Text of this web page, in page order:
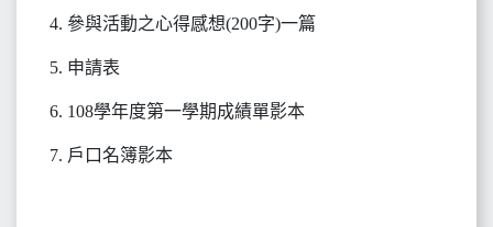
4. 參與活動之心得感想(200字)一篇
5. 申請表
6. 108學年度第一學期成績單影本
7. 戶口名簿影本